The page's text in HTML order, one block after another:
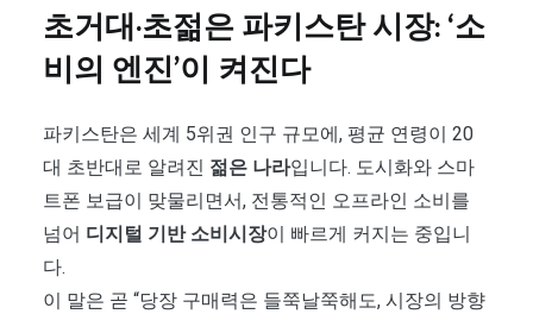
초거대·초젊은 파키스탄 시장: ‘소
비의 엔진’이 켜진다
파키스탄은 세계 5위권 인구 규모에, 평균 연령이 20
대 초반대로 알려진 젊은 나라입니다. 도시화와 스마
트폰 보급이 맞물리면서, 전통적인 오프라인 소비를
넘어 디지털 기반 소비시장이 빠르게 커지는 중입니
다.
이 말은 곧 “당장 구매력은 들쭉날쭉해도, 시장의 방향